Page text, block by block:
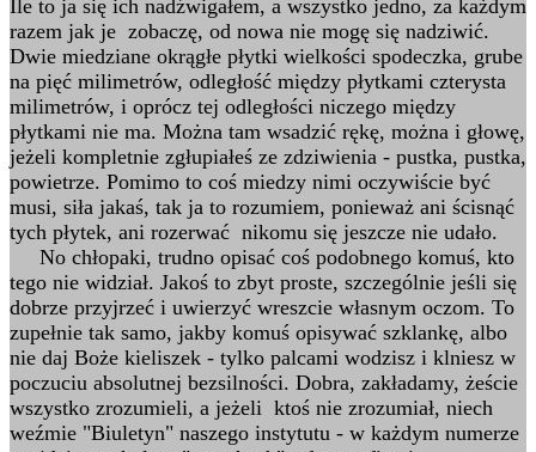
Ile to ja się ich nadźwigałem, a wszystko jedno, za każdym
razem jak je zobaczę, od nowa nie mogę się nadziwić.
Dwie miedziane okrągłe płytki wielkości spodeczka, grube
na pięć milimetrów, odległość między płytkami czterysta
milimetrów, i oprócz tej odległości niczego między
płytkami nie ma. Można tam wsadzić rękę, można i głowę,
jeżeli kompletnie zgłupiałeś ze zdziwienia - pustka, pustka,
powietrze. Pomimo to coś miedzy nimi oczywiście być
musi, siła jakaś, tak ja to rozumiem, ponieważ ani ścisnąć
tych płytek, ani rozerwać nikomu się jeszcze nie udało.
No chłopaki, trudno opisać coś podobnego komuś, kto
tego nie widział. Jakoś to zbyt proste, szczególnie jeśli się
dobrze przyjrzeć i uwierzyć wreszcie własnym oczom. To
zupełnie tak samo, jakby komuś opisywać szklankę, albo
nie daj Boże kieliszek - tylko palcami wodzisz i klniesz w
poczuciu absolutnej bezsilności. Dobra, zakładamy, żeście
wszystko zrozumieli, a jeżeli ktoś nie zrozumiał, niech
weźmie "Biuletyn" naszego instytutu - w każdym numerze